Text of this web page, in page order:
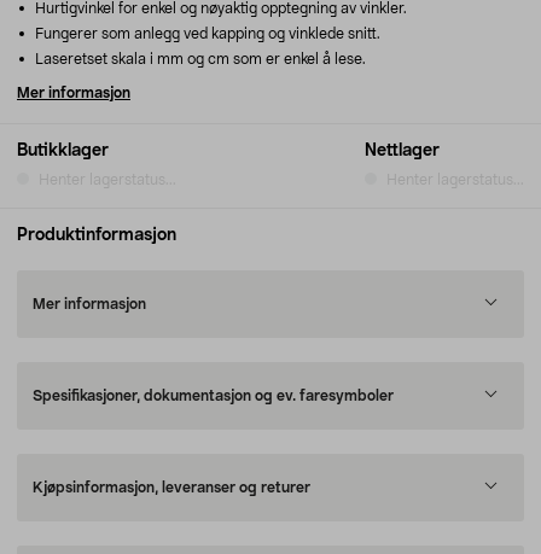
Butikklager
Henter lagerstatus...
Nettlager
Henter lagerstatus...
Hurtigvinkel for enkel og nøyaktig opptegning av vinkler.
Fungerer som anlegg ved kapping og vinklede snitt.
Laseretset skala i mm og cm som er enkel å lese.
Mer informasjon
Produktinformasjon
Mer informasjon
Spesifikasjoner, dokumentasjon og ev. faresymboler
Kjøpsinformasjon, leveranser og returer